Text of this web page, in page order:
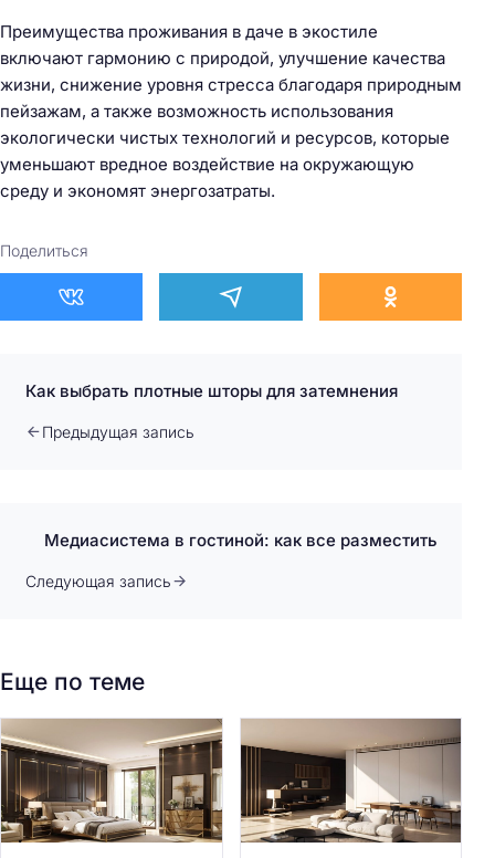
Преимущества проживания в даче в экостиле
включают гармонию с природой, улучшение качества
жизни, снижение уровня стресса благодаря природным
пейзажам, а также возможность использования
экологически чистых технологий и ресурсов, которые
уменьшают вредное воздействие на окружающую
среду и экономят энергозатраты.
Поделиться
Как выбрать плотные шторы для затемнения
Предыдущая запись
Медиасистема в гостиной: как все разместить
Следующая запись
Еще по теме